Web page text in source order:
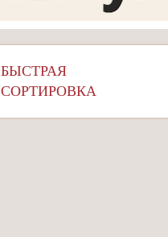
БЫСТРАЯ
СОРТИРОВКА